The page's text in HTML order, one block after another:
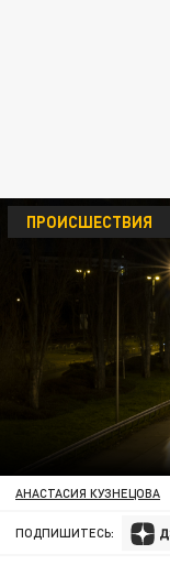
ПРОИСШЕСТВИЯ
АНАСТАСИЯ КУЗНЕЦОВА
ПОДПИШИТЕСЬ: